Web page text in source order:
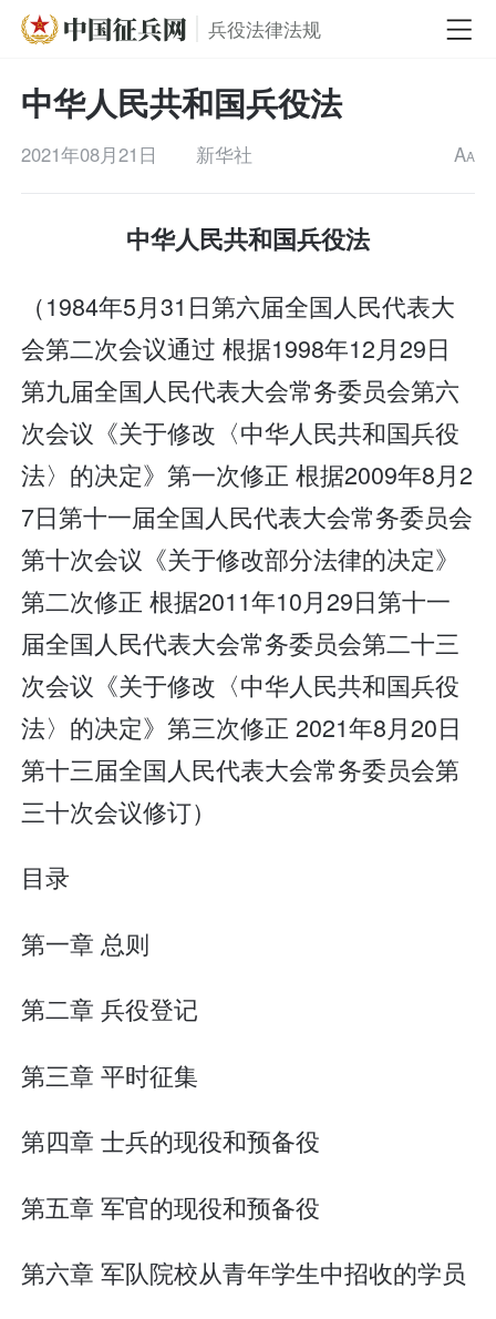
兵役法律法规
中华人民共和国兵役法
2021年08月21日 新华社 AA
中华人民共和国兵役法
（1984年5月31日第六届全国人民代表大
会第二次会议通过 根据1998年12月29日
第九届全国人民代表大会常务委员会第六
次会议《关于修改〈中华人民共和国兵役
法〉的决定》第一次修正 根据2009年8月2
7日第十一届全国人民代表大会常务委员会
第十次会议《关于修改部分法律的决定》
第二次修正 根据2011年10月29日第十一
届全国人民代表大会常务委员会第二十三
次会议《关于修改〈中华人民共和国兵役
法〉的决定》第三次修正 2021年8月20日
第十三届全国人民代表大会常务委员会第
三十次会议修订）
目录
第一章 总则
第二章 兵役登记
第三章 平时征集
第四章 士兵的现役和预备役
第五章 军官的现役和预备役
第六章 军队院校从青年学生中招收的学员